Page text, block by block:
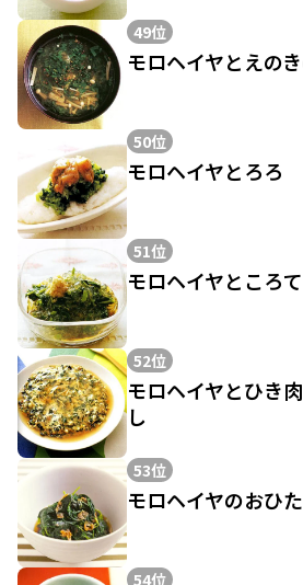
49位
モロヘイヤとえの
50位
モロヘイヤとろろ
51位
モロヘイヤところ
52位
モロヘイヤとひき
し
53位
モロヘイヤのおひ
54位